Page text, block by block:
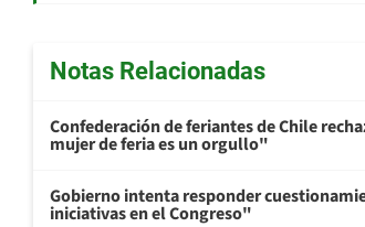
Notas Relacionadas
Confederación de feriantes de Chile
mujer de feria es un orgullo"
Gobierno intenta responder
iniciativas en el Congreso"